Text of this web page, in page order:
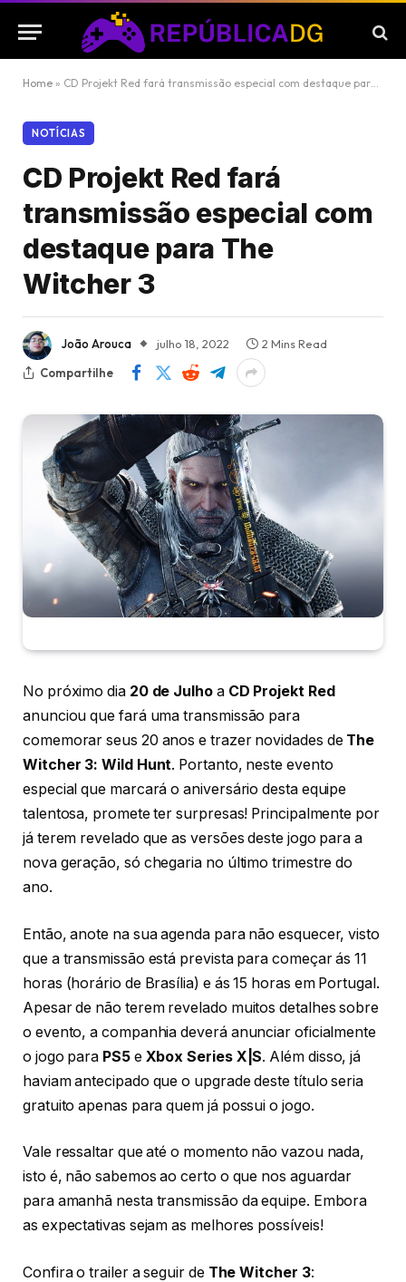
Home » CD Projekt Red fará transmissão especial com destaque para The Witcher 3
NOTÍCIAS
CD Projekt Red fará
transmissão especial com
destaque para The
Witcher 3
João Arouca julho 18, 2022
2 Mins Read
Compartilhe
No próximo dia 20 de Julho a CD Projekt Red
anunciou que fará uma transmissão para
comemorar seus 20 anos e trazer novidades de The
Witcher 3: Wild Hunt. Portanto, neste evento
especial que marcará o aniversário desta equipe
talentosa, promete ter surpresas! Principalmente por
já terem revelado que as versões deste jogo para a
nova geração, só chegaria no último trimestre do
ano.
Então, anote na sua agenda para não esquecer, visto
que a transmissão está prevista para começar ás 11
horas (horário de Brasília) e ás 15 horas em Portugal.
Apesar de não terem revelado muitos detalhes sobre
o evento, a companhia deverá anunciar oficialmente
o jogo para PS5 eXbox Series X|S. Além disso, já
haviam antecipado que o upgrade deste título seria
gratuito apenas para quem já possui o jogo.
Vale ressaltar que até o momento não vazou nada,
isto é, não sabemos ao certo o que nos aguardar
para amanhã nesta transmissão da equipe. Embora
as expectativas sejam as melhores possíveis!
Confira o trailer a seguir de The Witcher 3: